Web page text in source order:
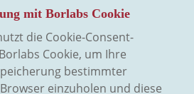
mit Borlabs Cookie
die Cookie-Consent-
Cookie, um Ihre
bestimmter
einzuholen und diese